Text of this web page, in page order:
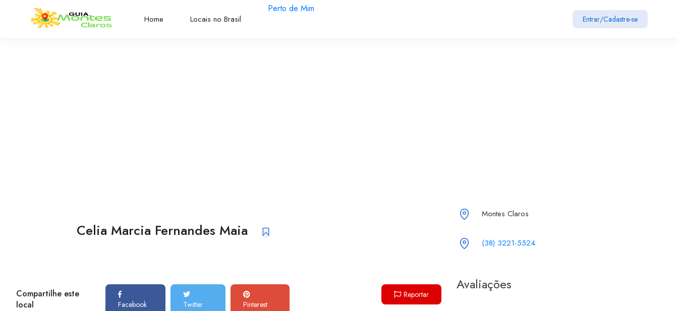
Home Locais no Brasil
Perto de Mim
Entrar/Cadastre-se
Celia Marcia Fernandes Maia
Compartilhe este
local
Facebook Twitter Pinterest
Reportar
Montes Claros
(38) 3221-5524
Avaliações